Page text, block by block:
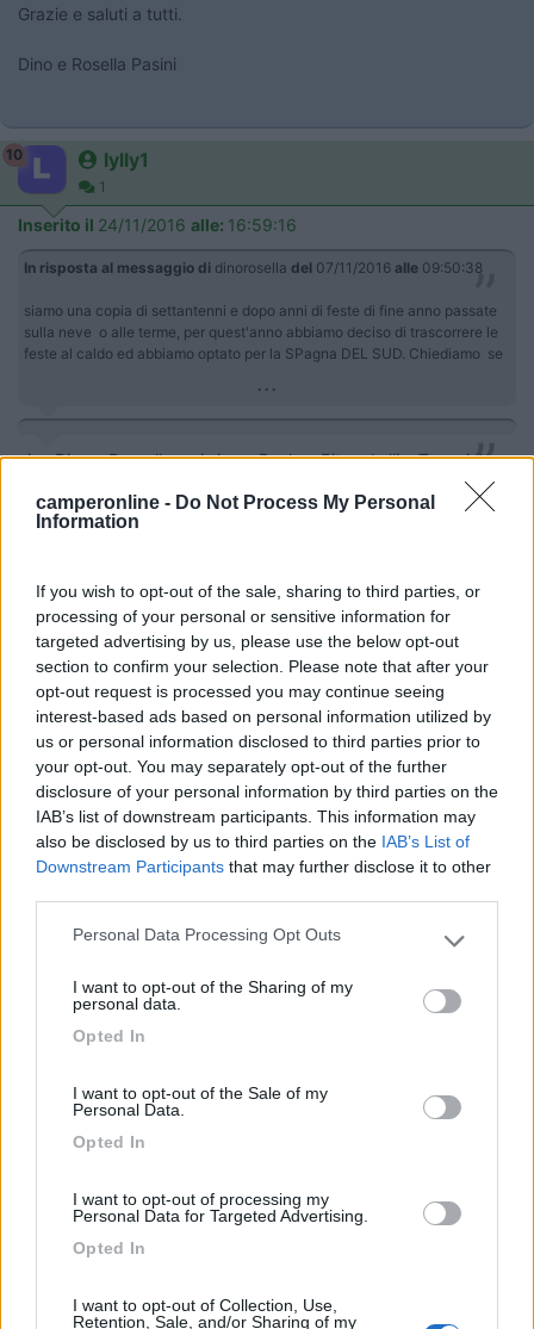
camperonline - Do Not Process My Personal
Information
If you wish to opt-out of the sale, sharing to third parties, or
processing of your personal or sensitive information for
targeted advertising by us, please use the below opt-out
section to confirm your selection. Please note that after your
opt-out request is processed you may continue seeing
interest-based ads based on personal information utilized by
us or personal information disclosed to third parties prior to
your opt-out. You may separately opt-out of the further
disclosure of your personal information by third parties on the
IAB’s list of downstream participants. This information may
also be disclosed by us to third parties on the IAB’s List of
Downstream Participants that may further disclose it to other
Please note that this website/app uses one or more Google
not limited to your visit or usage behaviour. You may click to
use your data for below specified purposes in below Google
Personal Data Processing Opt Outs
I want to opt-out of the Sharing of my
personal data.
Opted In
I want to opt-out of the Sale of my
Personal Data.
Opted In
I want to opt-out of processing my
Personal Data for Targeted Advertising.
Opted In
I want to opt-out of Collection, Use,
Retention, Sale, and/or Sharing of my
Grazie e saluti a tutti.
Dino e Rosella Pasini
10 lylly1
1
Inserito il 24/11/2016 alle: 16:59:16
In risposta al messaggio di dinorosella del 07/11/2016 alle 09:50:38
siamo una copia di settantenni e dopo anni di feste di fine anno passate
sulla neve o alle terme, per quest'anno abbiamo deciso di trascorrere le
feste al caldo ed abbiamo optato per la SPagna DEL SUD. Chiediamo se
...
ciao Dino e Rossella noi siamo Paolo e Rita + Lylli e Tommi 2
animaletti in provincia di Varese pure noi siamo pensionati e
stiamo pensando ad un viaggio simile senza problemi di tempo
ne di programmi precisi, perchè abbiamo sempre viaggiato
serata.
lylly1
Pino214
36
Inserito il04/12/2016 alle:09:26:42
lylly1 del
ciao Dino e Rossella noi siamo Paolo e Rita + Lylli e Tommi 2 animaletti
perchè abbiamo sempre viaggiato all'estero senza percorsi vincolanti.
Salve noi siamo di Como, Pino e Lella, vorremmo andare in
piacere fare qualche gg insieme.... conosciamoci"!? email
SALUTI.
pelikan
63
In risposta al messaggio dilylly1del24/11/2016 16:59:16